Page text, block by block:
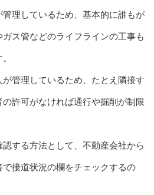
理しているため、基本的に誰もが
ス管などのライフラインの工事も
管理しているため、たとえ隣接す
許可がなければ通行や掘削が制限
する方法として、不動産会社から
接道状況の欄をチェックするの